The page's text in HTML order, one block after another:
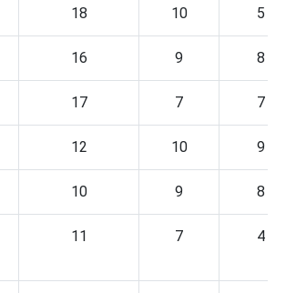
18 10 5
16 9 8
17 7 7
12 10 9
10 9 8
11 7 4